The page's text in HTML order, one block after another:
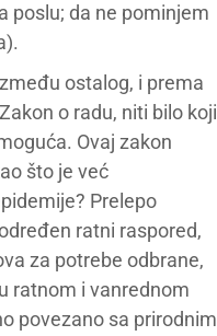
poslu; da ne pominjem
ostalog, i prema
o radu, niti bilo koji
Ovaj zakon
što je već
Prelepo
ratni raspored,
za potrebe odbrane,
ratnom i vanrednom
povezano sa prirodnim